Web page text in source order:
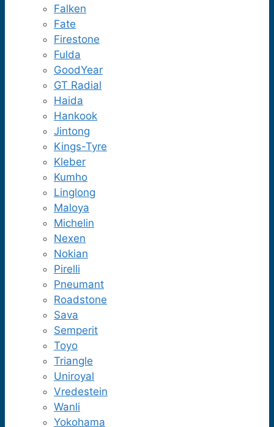
Falken
Fate
Firestone
Fulda
GoodYear
GT Radial
Haida
Hankook
Jintong
Kings-Tyre
Kleber
Kumho
Linglong
Maloya
Michelin
Nexen
Nokian
Pirelli
Pneumant
Roadstone
Sava
Semperit
Toyo
Triangle
Uniroyal
Vredestein
Wanli
Yokohama